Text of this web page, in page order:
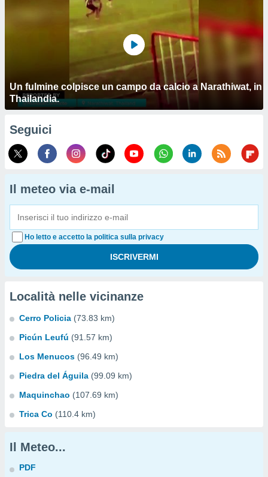
Un fulmine colpisce un campo da calcio a Narathiwat, in
Thailandia.
Seguici
Il meteo via e-mail
Ho letto e accetto la politica sulla privacy
Località nelle vicinanze
Cerro Policia (73.83 km)
Picún Leufú (91.57 km)
Los Menucos (96.49 km)
Piedra del Águila (99.09 km)
Maquinchao (107.69 km)
Trica Co (110.4 km)
Il Meteo...
PDF